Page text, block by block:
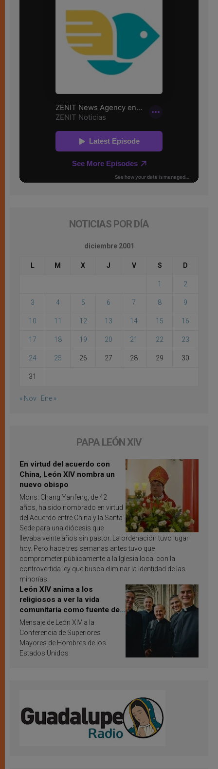
NOTICIAS POR DÍA
diciembre 2001
L M X J V S D
1 2
3 4 5 6 7 8 9
10 11 12 13 14 15 16
17 18 19 20 21 22 23
24 25 26 27 28 29 30
31
« Nov Ene »
PAPA LEÓN XIV
En virtud del acuerdo con
China, León XIV nombra un
nuevo obispo
Mons. Chang Yanfeng, de 42
años, ha sido nombrado en virtud
del Acuerdo entre China y la Santa
Sede para una diócesis que
llevaba veinte años sin pastor. La ordenación tuvo lugar
hoy. Pero hace tres semanas antes tuvo que
comprometer públicamente a la Iglesia local con la
controvertida ley que busca eliminar la identidad de las
minorías.
León XIV anima a los
religiosos a ver la vida
comunitaria como fuente de
inspiración y santificación
Mensaje de León XIV a la
Conferencia de Superiores
Mayores de Hombres de los
Estados Unidos